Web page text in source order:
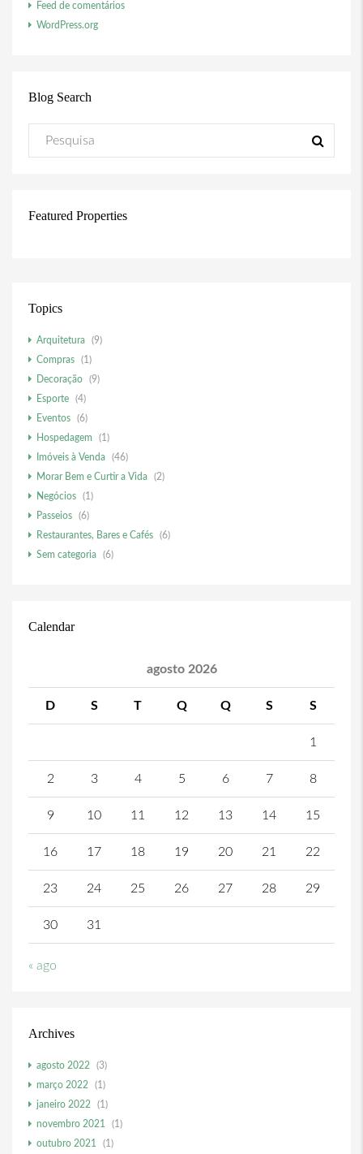
Feed de comentários
WordPress.org
Blog Search
Featured Properties
Topics
Arquitetura
(9)
Compras
(1)
Decoração
(9)
Esporte
(4)
Eventos
(6)
Hospedagem
(1)
Imóveis à Venda
(46)
Morar Bem e Curtir a Vida
(2)
Negócios
(1)
Passeios
(6)
Restaurantes, Bares e Cafés
(6)
Sem categoria
(6)
Calendar
agosto 2026
D S T Q Q S S
1
2 3 4 5 6 7 8
9 10 11 12 13 14 15
16 17 18 19 20 21 22
23 24 25 26 27 28 29
30 31
« ago
Archives
agosto 2022
(3)
março 2022
(1)
janeiro 2022
(1)
novembro 2021
(1)
outubro 2021
(1)